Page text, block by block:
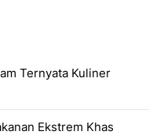
Ternyata Kuliner
Ekstrem Khas